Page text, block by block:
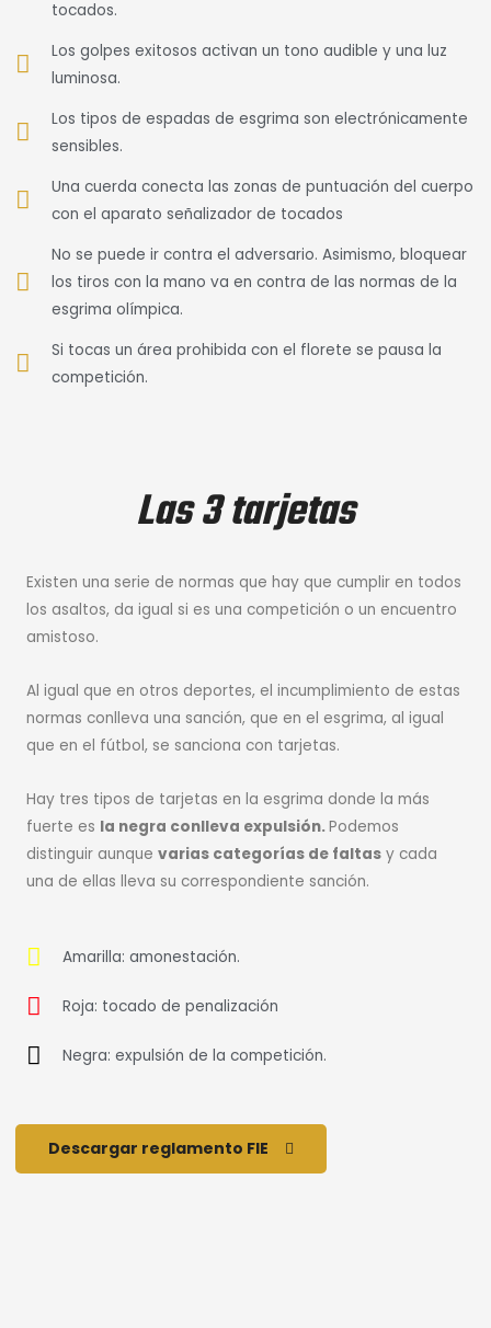
tocados.
Los golpes exitosos activan un tono audible y una luz
luminosa.
Los tipos de espadas de esgrima son electrónicamente
sensibles.
Una cuerda conecta las zonas de puntuación del cuerpo
con el aparato señalizador de tocados
No se puede ir contra el adversario. Asimismo, bloquear
los tiros con la mano va en contra de las normas de la
esgrima olímpica.
Si tocas un área prohibida con el florete se pausa la
competición.
Las 3 tarjetas
Existen una serie de normas que hay que cumplir en todos
los asaltos, da igual si es una competición o un encuentro
amistoso.
Al igual que en otros deportes, el incumplimiento de estas
normas conlleva una sanción, que en el esgrima, al igual
que en el fútbol, se sanciona con tarjetas.
Hay tres tipos de tarjetas en la esgrima donde la más
fuerte es la negra conlleva expulsión.Podemos
distinguir aunque varias categorías de faltasy cada
una de ellas lleva su correspondiente sanción.
Amarilla: amonestación.
Roja: tocado de penalización
Negra: expulsión de la competición.
Descargar reglamento FIE